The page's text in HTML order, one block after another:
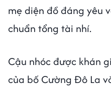
mẹ diện đồ đáng yêu
chuẩn tổng tài nhí.
Cậu nhóc được khán
của bố Cường Đô La